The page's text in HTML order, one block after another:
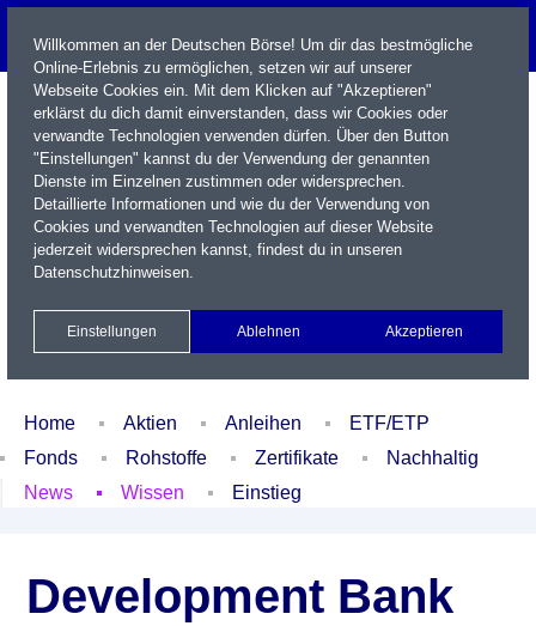
Name / WKN / ISIN / Kürzel
Xetra Realtime
Watchlist Portfolio Login
Home Aktien Anleihen
ETF/ETP
Fonds
Rohstoffe Zertifikate
Nachhaltig
News
Wissen Einstieg
Development Bank
Willkommen an der Deutschen Börse! Um dir das bestmögliche
Online-Erlebnis zu ermöglichen, setzen wir auf unserer
Webseite Cookies ein. Mit dem Klicken auf "Akzeptieren"
erklärst du dich damit einverstanden, dass wir Cookies oder
verwandte Technologien verwenden dürfen. Über den Button
"Einstellungen" kannst du der Verwendung der genannten
Dienste im Einzelnen zustimmen oder widersprechen.
Detaillierte Informationen und wie du der Verwendung von
Cookies und verwandten Technologien auf dieser Website
jederzeit widersprechen kannst, findest du in unseren
Datenschutzhinweisen.
Einstellungen Ablehnen Akzeptieren